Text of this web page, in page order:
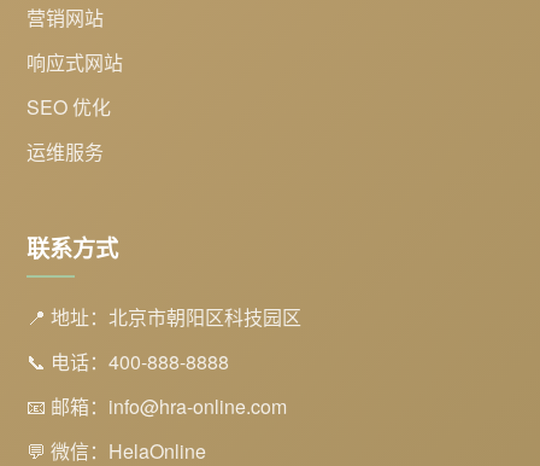
营销网站
响应式网站
SEO 优化
运维服务
联系方式
📍 地址：北京市朝阳区科技园区
📞 电话：400-888-8888
📧 邮箱：info@hra-online.com
💬 微信：HelaOnline